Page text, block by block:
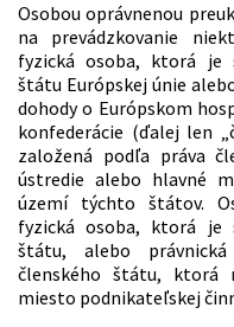
Osobou oprávnenou
na prevádzkovanie
fyzická osoba, ktorá je
štátu Európskej únie
dohody o Európskom
konfederácie (ďalej len
založená podľa práva
ústredie alebo hlavné
území týchto štátov.
fyzická osoba, ktorá je
štátu, alebo
členského štátu, ktorá
miesto podnikateľskej